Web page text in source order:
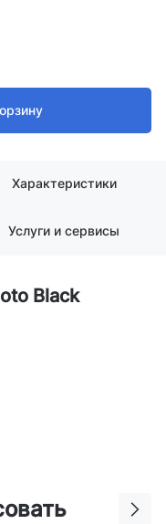
Характеристики
Услуги и сервисы
Black